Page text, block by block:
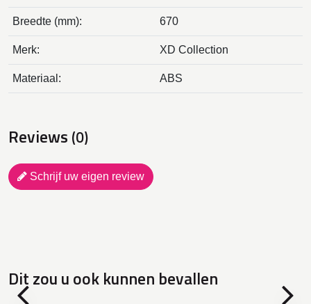
Breedte (mm): 670
Merk: XD Collection
Materiaal: ABS
Reviews (0)
Schrijf uw eigen review
Dit zou u ook kunnen bevallen